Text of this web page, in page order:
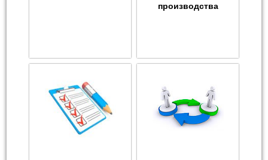
производства